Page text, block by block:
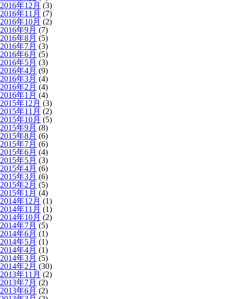
2016年12月 (3)
2016年11月 (7)
2016年10月 (2)
2016年9月 (7)
2016年8月 (5)
2016年7月 (3)
2016年6月 (5)
2016年5月 (3)
2016年4月 (9)
2016年3月 (4)
2016年2月 (4)
2016年1月 (4)
2015年12月 (3)
2015年11月 (2)
2015年10月 (5)
2015年9月 (8)
2015年8月 (6)
2015年7月 (6)
2015年6月 (4)
2015年5月 (3)
2015年4月 (6)
2015年3月 (6)
2015年2月 (5)
2015年1月 (4)
2014年12月 (1)
2014年11月 (1)
2014年10月 (2)
2014年7月 (5)
2014年6月 (1)
2014年5月 (1)
2014年4月 (1)
2014年3月 (5)
2014年2月 (30)
2013年11月 (2)
2013年7月 (2)
2013年6月 (2)